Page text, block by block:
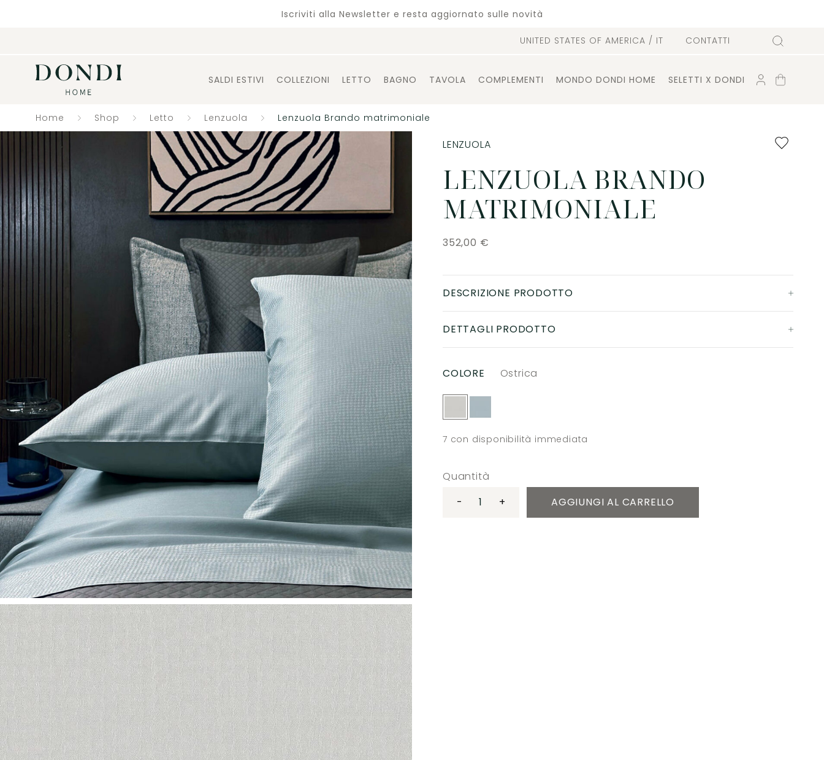
Iscriviti alla Newsletter e resta aggiornato sulle novità
UNITED STATES OF AMERICA / IT CONTATTI Cerca
SALDI ESTIVI COLLEZIONI LETTO BAGNO TAVOLA COMPLEMENTI MONDO DONDI HOME SELETTI X DONDI ACCOUNT
CARRELLO
Home Shop Letto Lenzuola Lenzuola Brando matrimoniale
Aggiungi
LENZUOLA BRANDO
MATRIMONIALE
LENZUOLA
352,00 €
DESCRIZIONE PRODOTTO
DETTAGLI PRODOTTO
COLORE Ostrica
7 con disponibilità immediata
Quantità
-
+ AGGIUNGI AL CARRELLO